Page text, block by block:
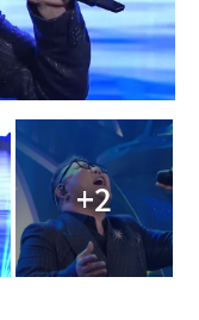
+2